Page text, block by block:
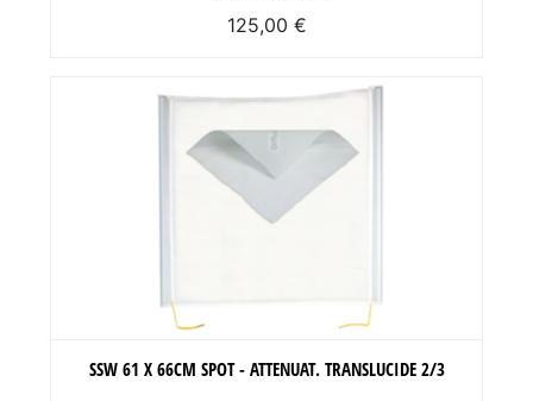
125,00 €
SSW 61 X 66CM SPOT - ATTENUAT. TRANSLUCIDE 2/3